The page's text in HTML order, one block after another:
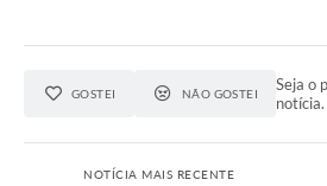
GOSTEI NÃO GOSTEI
Seja o
notícia.
NOTÍCIA MAIS RECENTE